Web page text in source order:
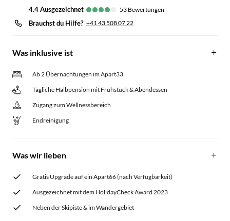
4.4
ausgezeichnet 53 Bewertungen
Brauchst du Hilfe? +41 43 508 07 22
Was inklusive ist
Ab 2 Übernachtungen im Apart33
Tägliche Halbpension mit Frühstück & Abendessen
Zugang zum Wellnessbereich
Endreinigung
Was wir lieben
Gratis Upgrade auf ein Apart66 (nach Verfügbarkeit)
Ausgezeichnet mit dem HolidayCheck Award 2023
Neben der Skipiste & im Wandergebiet